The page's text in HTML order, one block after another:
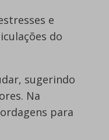
e
do
sugerindo
Na
para